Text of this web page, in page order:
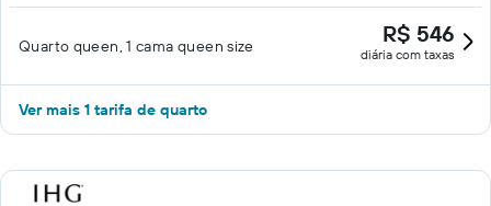
Quarto queen, 1 cama queen size R$ 546
diária com taxas
Ver mais 1 tarifa de quarto